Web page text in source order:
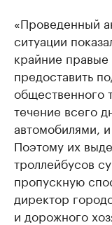
«Проведенный
ситуации
крайние
предоставить
общественного
течение всего
автомобилями,
Поэтому их
троллейбусов
пропускную
директор
и дорожного